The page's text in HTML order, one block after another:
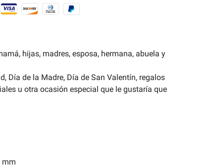
hijas, madres, esposa, hermana, abuela y
Día de la Madre, Día de San Valentín, regalos
u otra ocasión especial que le gustaría que
mm